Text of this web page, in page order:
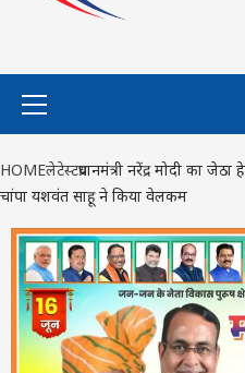
HOMEलेटेस्टप्रधानमंत्री नरेंद्र मोदी का
चांपा यशवंत साहू ने किया वेलकम